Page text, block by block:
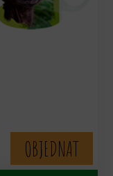
OBJEDNAT